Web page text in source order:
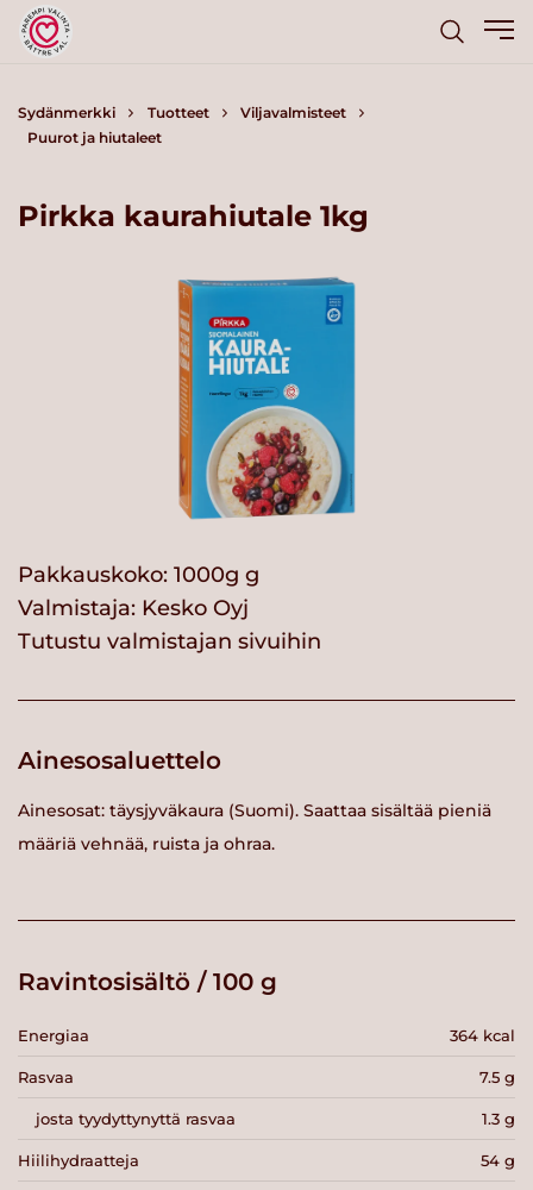
Sydänmerkki Tuotteet
Viljavalmisteet
Puurot ja hiutaleet
Pirkka kaurahiutale 1kg
Pakkauskoko: 1000g g
Valmistaja: Kesko Oyj
Tutustu valmistajan sivuihin
Ainesosaluettelo
Ainesosat: täysjyväkaura (Suomi). Saattaa sisältää pieniä
määriä vehnää, ruista ja ohraa.
Ravintosisältö / 100 g
Energiaa 364 kcal
Rasvaa 7.5 g
josta tyydyttynyttä rasvaa 1.3 g
Hiilihydraatteja 54 g